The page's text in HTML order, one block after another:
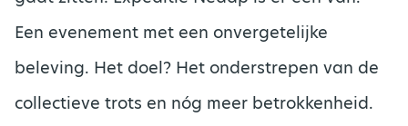
Een evenement met een onvergetelijke
beleving. Het doel? Het onderstrepen van de
collectieve trots en nóg meer betrokkenheid.